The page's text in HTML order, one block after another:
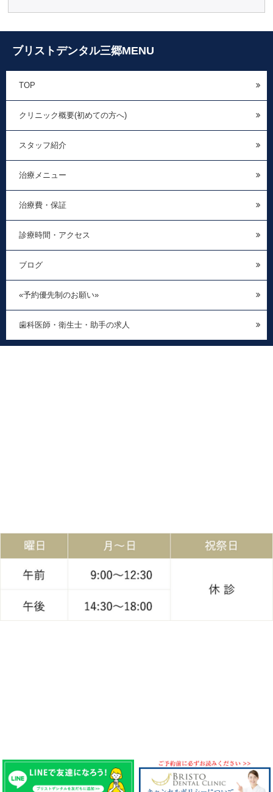
ブリストデンタル三郷MENU
TOP
クリニック概要(初めての方へ)
スタッフ紹介
治療メニュー
治療費・保証
診療時間・アクセス
ブログ
«予約優先制のお願い»
歯科医師・衛生士・助手の求人